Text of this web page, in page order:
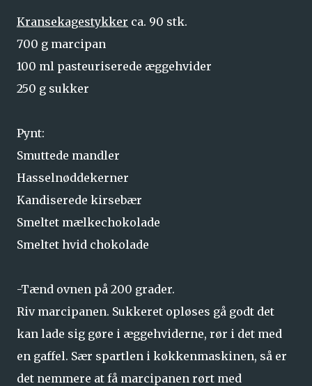
Kransekagestykker ca. 90 stk.
700 g marcipan
100 ml pasteuriserede æggehvider
250 g sukker
Pynt:
Smuttede mandler
Hasselnøddekerner
Kandiserede kirsebær
Smeltet mælkechokolade
Smeltet hvid chokolade
-Tænd ovnen på 200 grader.
Riv marcipanen. Sukkeret opløses gå godt det
kan lade sig gøre i æggehviderne, rør i det med
en gaffel. Sær spartlen i køkkenmaskinen, så er
det nemmere at få marcipanen rørt med